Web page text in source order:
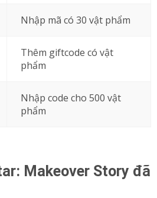
Nhập mã có 30 vật phẩm
Thêm giftcode có vật
phẩm
Nhập code cho 500 vật
phẩm
Makeover Story đã